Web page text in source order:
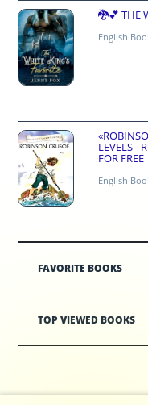
🐉💕 THE
English
LEVELS -
FOR FREE
English
FAVORITE BOOKS
TOP VIEWED BOOKS